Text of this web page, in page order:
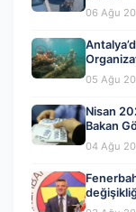
06 Ağu
05 Ağu
Nisan
Bakan
04 Ağu